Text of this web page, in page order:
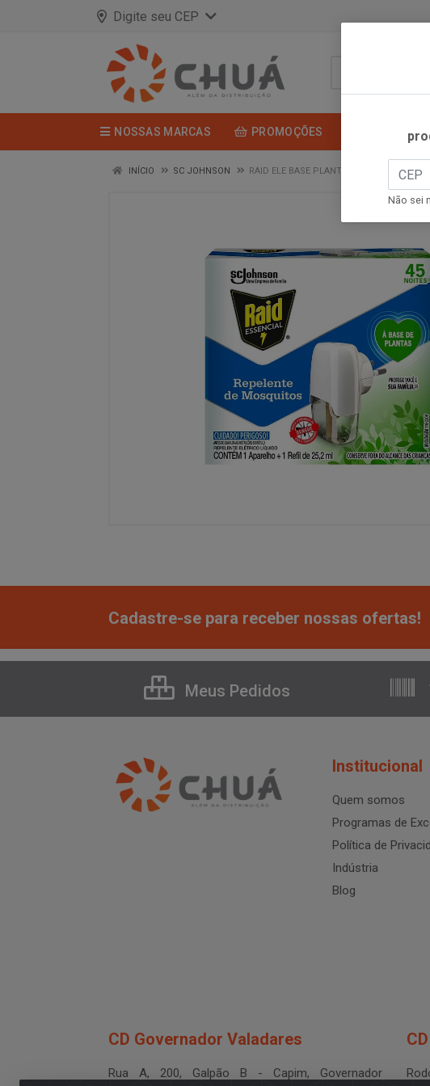
Digite seu CEP
NOSSAS MARCAS PROMOÇÕES
INÍCIO SC JOHNSON RAID ELE BASE PLANTAS AP 25,2 ML
Cadastre-se para receber nossas ofertas!
Meus Pedidos
Institucional
Quem somos
Programas de
Política de
Indústria
Blog
CD Governador Valadares
Rua A, 200, Galpão B - Capim, Governador
Não sei